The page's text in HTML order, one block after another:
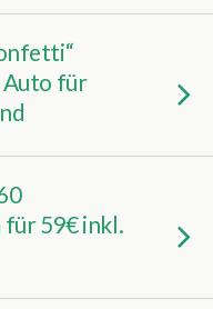
Auto für
für 59€ inkl.